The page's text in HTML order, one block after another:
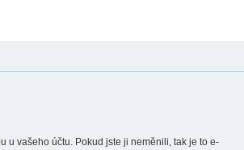
u vašeho účtu. Pokud jste ji neměnili, tak je to e-